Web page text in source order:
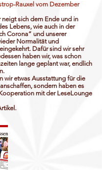
Rauxel vom Dezember
neigt sich dem Ende und in
Lebens, wie auch in der
Corona” und unserer
Normalität und
Dafür sind wir sehr
haben wir, was schon
lange geplant war, endlich
wir etwas Ausstattung für die
sondern haben es
mit der LeseLounge